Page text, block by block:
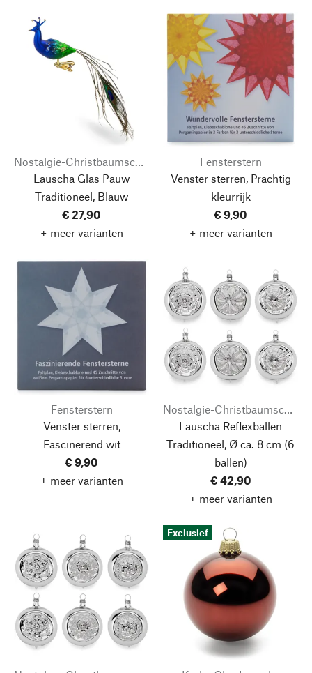
Nostalgie-Christbaumschmuck
Lauscha Glas Pauw
Traditioneel, Blauw
€ 27,90
+ meer varianten
Fensterstern
Venster sterren, Prachtig
kleurrijk
€ 9,90
+ meer varianten
Fensterstern
Venster sterren,
Fascinerend wit
€ 9,90
+ meer varianten
Nostalgie-Christbaumschmuck
Lauscha Reflexballen
Traditioneel, Ø ca. 8 cm (6
ballen)
€ 42,90
+ meer varianten
Exclusief